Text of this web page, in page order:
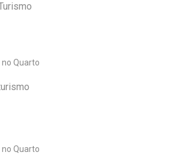
Quarto
Quarto